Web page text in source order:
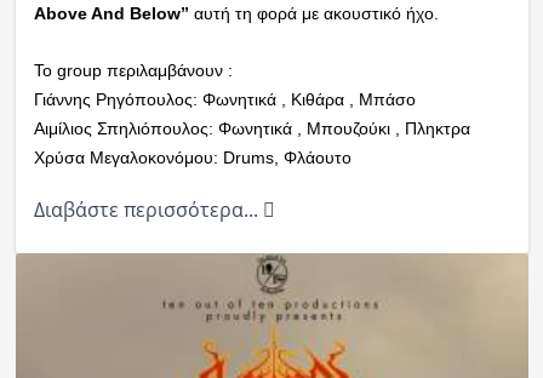
Above And Below” αυτή τη φορά με ακουστικό ήχο.
Το group περιλαμβάνουν :
Γιάννης Ρηγόπουλος: Φωνητικά , Κιθάρα , Μπάσο
Αιμίλιος Σπηλιόπουλος: Φωνητικά , Μπουζούκι , Πληκτρα
Χρύσα Μεγαλοκονόμου: Drums, Φλάουτο
Διαβάστε περισσότερα...